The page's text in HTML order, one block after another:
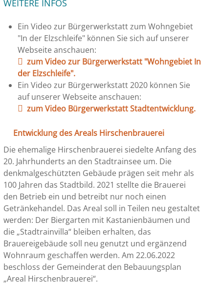
WEITERE INFOS
Ein Video zur Bürgerwerkstatt zum Wohngebiet
"In der Elzschleife" können Sie sich auf unserer
Webseite anschauen:
zum Video zur Bürgerwerkstatt "Wohngebiet In
der Elzschleife".
Ein Video zur Bürgerwerkstatt 2020 können Sie
auf unserer Webseite anschauen:
zum Video Bürgerwerkstatt Stadtentwicklung.
Entwicklung des Areals Hirschenbrauerei
Die ehemalige Hirschenbrauerei siedelte Anfang des
20. Jahrhunderts an den Stadtrainsee um. Die
denkmalgeschützten Gebäude prägen seit mehr als
100 Jahren das Stadtbild. 2021 stellte die Brauerei
den Betrieb ein und betreibt nur noch einen
Getränkehandel. Das Areal soll in Teilen neu gestaltet
werden: Der Biergarten mit Kastanienbäumen und
die „Stadtrainvilla“ bleiben erhalten, das
Brauereigebäude soll neu genutzt und ergänzend
Wohnraum geschaffen werden. Am 22.06.2022
beschloss der Gemeinderat den Bebauungsplan
„Areal Hirschenbrauerei“.